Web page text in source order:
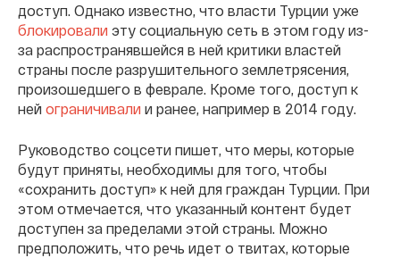
доступ. Однако известно, что власти Турции уже
блокировали эту социальную сеть в этом году из-
за распространявшейся в ней критики властей
страны после разрушительного землетрясения,
произошедшего в феврале. Кроме того, доступ к
ней ограничивали и ранее, например в 2014 году.
Руководство соцсети пишет, что меры, которые
будут приняты, необходимы для того, чтобы
«сохранить доступ» к ней для граждан Турции. При
этом отмечается, что указанный контент будет
доступен за пределами этой страны. Можно
предположить, что речь идет о твитах, которые